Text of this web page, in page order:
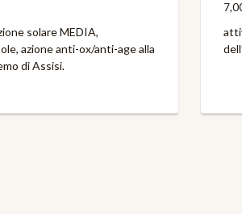
solare MEDIA,
azione anti-ox/anti-age alla
di Assisi.